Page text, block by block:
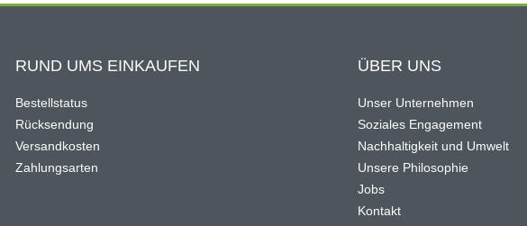
RUND UMS EINKAUFEN
Bestellstatus
Rücksendung
Versandkosten
Zahlungsarten
ÜBER UNS
Unser Unternehmen
Soziales Engagement
Nachhaltigkeit und Umwelt
Unsere Philosophie
Jobs
Kontakt